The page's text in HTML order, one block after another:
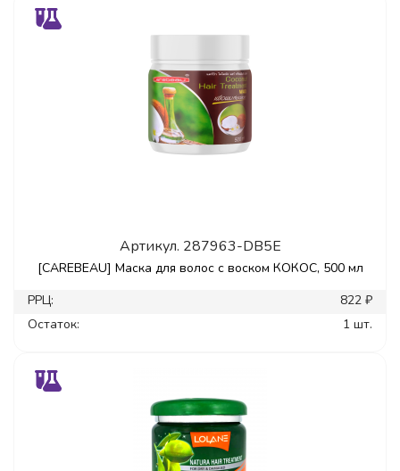
Артикул. 287963-DB5E
[CAREBEAU] Маска для волос с воском КОКОС, 500 мл
РРЦ:
822 ₽
Остаток:
1 шт.